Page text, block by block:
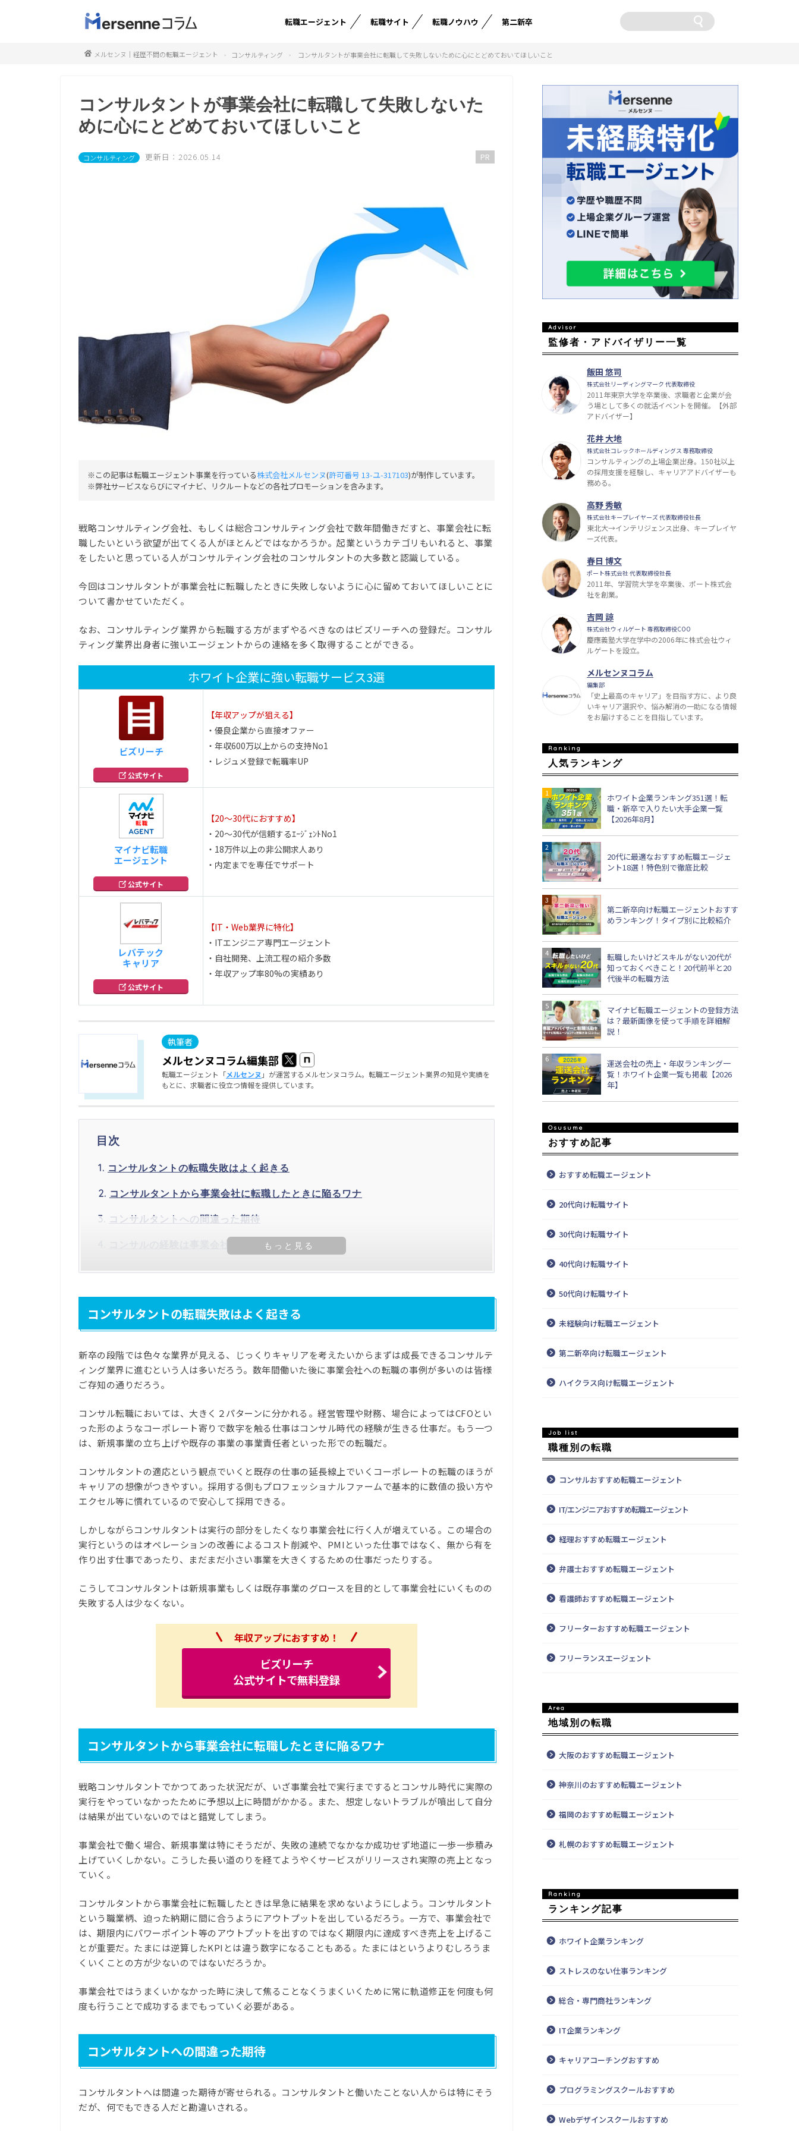
転職エージェント 転職サイト 転職ノウハウ 第二新卒
メルセンヌ｜経歴不問の転職エージェント コンサルティング コンサルタントが事業会社に転職して失敗しないために心にとどめておいてほしいこと
コンサルタントが事業会社に転職して失敗しないた
めに心にとどめておいてほしいこと
コンサルティング 更新日：2026.05.14 PR
※この記事は転職エージェント事業を行っている株式会社メルセンヌ(許可番号 13-ユ-317103)が制作しています。
※弊社サービスならびにマイナビ、リクルートなどの各社プロモーションを含みます。
戦略コンサルティング会社、もしくは総合コンサルティング会社で数年間働きだすと、事業会社に転
職したいという欲望が出てくる人がほとんどではなかろうか。起業というカテゴリもいれると、事業
をしたいと思っている人がコンサルティング会社のコンサルタントの大多数と認識している。
今回はコンサルタントが事業会社に転職したときに失敗しないように心に留めておいてほしいことに
ついて書かせていただく。
なお、コンサルティング業界から転職する方がまずやるべきなのはビズリーチへの登録だ。コンサル
ティング業界出身者に強いエージェントからの連絡を多く取得することができる。
ホワイト企業に強い転職サービス3選
ビズリーチ
公式サイト
【年収アップが狙える】
・優良企業から直接オファー
・年収600万以上からの支持No1
・レジュメ登録で転職率UP
マイナビ転職
エージェント
公式サイト
【20～30代におすすめ】
・20～30代が信頼するｴｰｼﾞｪﾝﾄNo1
・18万件以上の非公開求人あり
・内定までを専任でサポート
レバテック
キャリア
公式サイト
【IT・Web業界に特化】
・ITエンジニア専門エージェント
・自社開発、上流工程の紹介多数
・年収アップ率80%の実績あり
メルセンヌコラム編集部
転職エージェント「メルセンヌ 」が運営するメルセンヌコラム。転職エージェント業界の知見や実績を
もとに、求職者に役立つ情報を提供しています。
目次
コンサルタントの転職失敗はよく起きる
コンサルタントから事業会社に転職したときに陥るワナ
コンサルタントへの間違った期待
コンサルの経験は事業会社でいきるのかという問題
コンサルタントの転職失敗はよく起きる
新卒の段階では色々な業界が見える、じっくりキャリアを考えたいからまずは成長できるコンサルテ
ィング業界に進むという人は多いだろう。数年間働いた後に事業会社への転職の事例が多いのは皆様
ご存知の通りだろう。
コンサル転職においては、大きく２パターンに分かれる。経営管理や財務、場合によってはCFOとい
った形のようなコーポレート寄りで数字を触る仕事はコンサル時代の経験が生きる仕事だ。もう一つ
は、新規事業の立ち上げや既存の事業の事業責任者といった形での転職だ。
コンサルタントの適応という観点でいくと既存の仕事の延長線上でいくコーポレートの転職のほうが
キャリアの想像がつきやすい。採用する側もプロフェッショナルファームで基本的に数値の扱い方や
エクセル等に慣れているので安心して採用できる。
しかしながらコンサルタントは実行の部分をしたくなり事業会社に行く人が増えている。この場合の
実行というのはオペレーションの改善によるコスト削減や、PMIといった仕事ではなく、無から有を
作り出す仕事であったり、まだまだ小さい事業を大きくするための仕事だったりする。
こうしてコンサルタントは新規事業もしくは既存事業のグロースを目的として事業会社にいくものの
失敗する人は少なくない。
年収アップにおすすめ！
ビズリーチ
公式サイトで無料登録
コンサルタントから事業会社に転職したときに陥るワナ
戦略コンサルタントでかつてあった状況だが、いざ事業会社で実行までするとコンサル時代に実際の
実行をやっていなかったために予想以上に時間がかかる。また、想定しないトラブルが噴出して自分
は結果が出ていないのではと錯覚してしまう。
事業会社で働く場合、新規事業は特にそうだが、失敗の連続でなかなか成功せず地道に一歩一歩積み
上げていくしかない。こうした長い道のりを経てようやくサービスがリリースされ実際の売上となっ
ていく。
コンサルタントから事業会社に転職したときは早急に結果を求めないようにしよう。コンサルタント
という職業柄、迫った納期に間に合うようにアウトプットを出しているだろう。一方で、事業会社で
は、期限内にパワーポイント等のアウトプットを出すのではなく期限内に達成すべき売上を上げるこ
とが重要だ。たまには逆算したKPIとは違う数字になることもある。たまにはというよりむしろうま
くいくことの方が少ないのではないだろうか。
事業会社ではうまくいかなかった時に決して焦ることなくうまくいくために常に軌道修正を何度も何
度も行うことで成功するまでもっていく必要がある。
コンサルタントへの間違った期待
コンサルタントへは間違った期待が寄せられる。コンサルタントと働いたことない人からは特にそう
だが、何でもできる人だと勘違いされる。
監修者・アドバイザリー一覧
飯田 悠司
株式会社リーディングマーク 代表取締役
2011年東京大学を卒業後、求職者と企業が会
う場として多くの就活イベントを開催。【外部
アドバイザー】
花井 大地
株式会社コレックホールディングス 専務取締役
コンサルティングの上場企業出身。150社以上
の採用支援を経験し、キャリアアドバイザーも
務める。
高野 秀敏
株式会社キープレイヤーズ 代表取締役社長
東北大→インテリジェンス出身、キープレイヤ
ーズ代表。
春日 博文
ポート株式会社 代表取締役社長
2011年、学習院大学を卒業後、ポート株式会
社を創業。
吉岡 諒
株式会社ウィルゲート 専務取締役COO
慶應義塾大学在学中の2006年に株式会社ウィ
ルゲートを設立。
メルセンヌコラム
編集部
「史上最高のキャリア」を目指す方に、より良
いキャリア選択や、悩み解消の一助になる情報
をお届けすることを目指しています。
人気ランキング
ホワイト企業ランキング351選！転
職・新卒で入りたい大手企業一覧
【2026年8月】
20代に最適なおすすめ転職エージェ
ント18選！特色別で徹底比較
第二新卒向け転職エージェントおすす
めランキング！タイプ別に比較紹介
転職したいけどスキルがない20代が
知っておくべきこと！20代前半と20
代後半の転職方法
マイナビ転職エージェントの登録方法
は？最新画像を使って手順を詳細解
説！
運送会社の売上・年収ランキング一
覧！ホワイト企業一覧も掲載【2026
年】
おすすめ記事
おすすめ転職エージェント
20代向け転職サイト
30代向け転職サイト
40代向け転職サイト
50代向け転職サイト
未経験向け転職エージェント
第二新卒向け転職エージェント
ハイクラス向け転職エージェント
職種別の転職
コンサルおすすめ転職エージェント
IT/エンジニアおすすめ転職エージェント
経理おすすめ転職エージェント
弁護士おすすめ転職エージェント
看護師おすすめ転職エージェント
フリーターおすすめ転職エージェント
フリーランスエージェント
地域別の転職
大阪のおすすめ転職エージェント
神奈川のおすすめ転職エージェント
福岡のおすすめ転職エージェント
札幌のおすすめ転職エージェント
ランキング記事
ホワイト企業ランキング
ストレスのない仕事ランキング
総合・専門商社ランキング
IT企業ランキング
キャリアコーチングおすすめ
プログラミングスクールおすすめ
Webデザインスクールおすすめ